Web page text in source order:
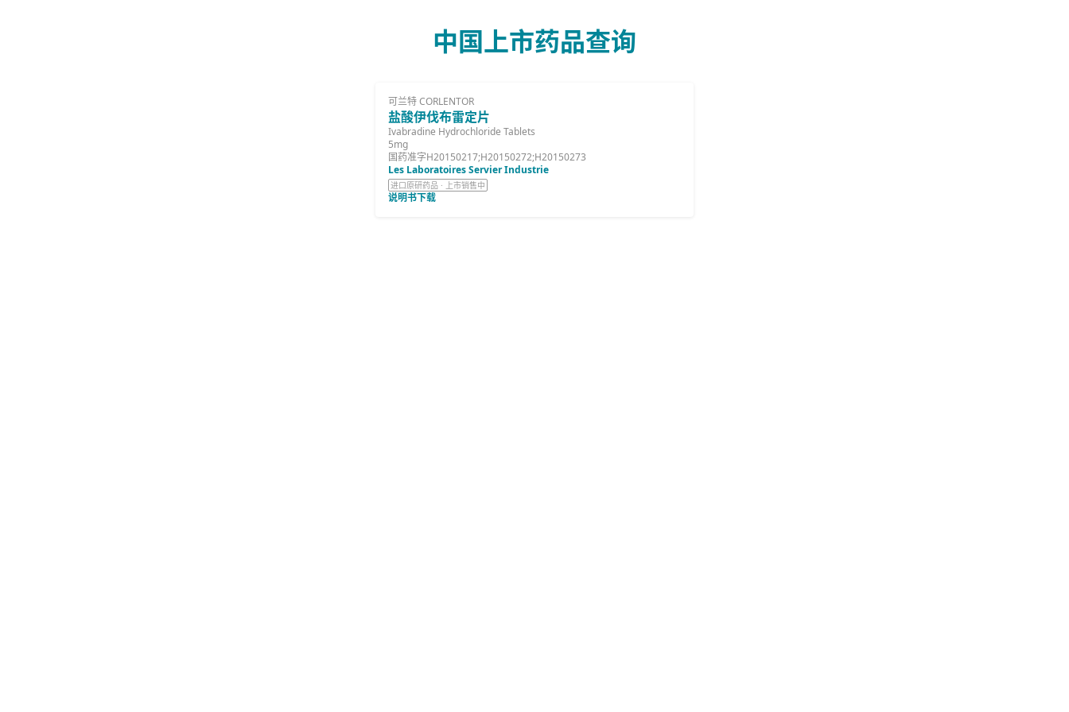
中国上市药品查询
可兰特 CORLENTOR
盐酸伊伐布雷定片
Ivabradine Hydrochloride Tablets
5mg
国药准字H20150217;H20150272;H20150273
Les Laboratoires Servier Industrie
进口原研药品 · 上市销售中
说明书下载